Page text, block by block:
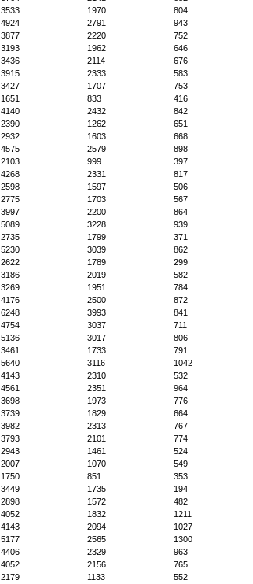
3533 1970 804
4924 2791 943
3877 2220 752
3193 1962 646
3436 2114 676
3915 2333 583
3427 1707 753
1651 833 416
4140 2432 842
2390 1262 651
2932 1603 668
4575 2579 898
2103 999 397
4268 2331 817
2598 1597 506
2775 1703 567
3997 2200 864
5089 3228 939
2735 1799 371
5230 3039 862
2622 1789 299
3186 2019 582
3269 1951 784
4176 2500 872
6248 3993 841
4754 3037 711
5136 3017 806
3461 1733 791
5640 3116 1042
4143 2310 532
4561 2351 964
3698 1973 776
3739 1829 664
3982 2313 767
3793 2101 774
2943 1461 524
2007 1070 549
1750 851 353
3449 1735 194
2898 1572 482
4052 1832 1211
4143 2094 1027
5177 2565 1300
4406 2329 963
4052 2156 765
2179 1133 552